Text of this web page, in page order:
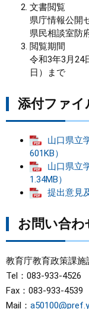
文書閲覧
県庁情報公開
県民相談室防
閲覧期間
令和3年3月24
日）まで
添付ファイ
山口県立
601KB）
山口県立
1.34MB）
提出意見
お問い合わ
教育庁教育政策課施
Tel：083-933-4526
Fax：083-933-4539
Mail：